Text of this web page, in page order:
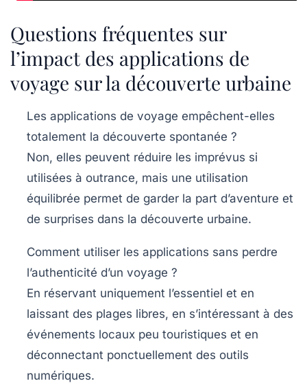
Questions fréquentes sur
l’impact des applications de
voyage sur la découverte urbaine
Les applications de voyage empêchent-elles
totalement la découverte spontanée ?
Non, elles peuvent réduire les imprévus si
utilisées à outrance, mais une utilisation
équilibrée permet de garder la part d’aventure et
de surprises dans la découverte urbaine.
Comment utiliser les applications sans perdre
l’authenticité d’un voyage ?
En réservant uniquement l’essentiel et en
laissant des plages libres, en s’intéressant à des
événements locaux peu touristiques et en
déconnectant ponctuellement des outils
numériques.